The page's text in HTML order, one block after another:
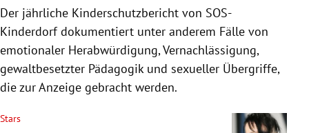
Der jährliche Kinderschutzbericht von SOS-
Kinderdorf dokumentiert unter anderem Fälle von
emotionaler Herabwürdigung, Vernachlässigung,
gewaltbesetzter Pädagogik und sexueller Übergriffe,
die zur Anzeige gebracht werden.
Stars